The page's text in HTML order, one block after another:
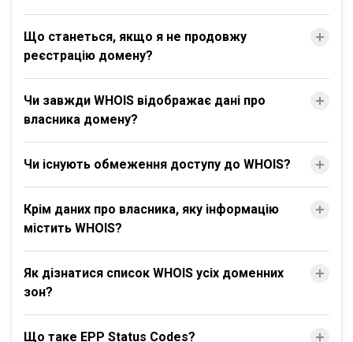
Що станеться, якщо я не продовжу
реєстрацію домену?
Чи завжди WHOIS відображає дані про
власника домену?
Чи існують обмеження доступу до WHOIS?
Крім даних про власника, яку інформацію
містить WHOIS?
Як дізнатися список WHOIS усіх доменних
зон?
Що таке EPP Status Codes?